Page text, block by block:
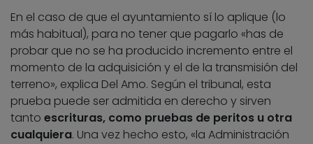
En el caso de que el ayuntamiento sí lo aplique (lo
más habitual), para no tener que pagarlo «has de
probar que no se ha producido incremento entre el
momento de la adquisición y el de la transmisión del
terreno», explica Del Amo. Según el tribunal, esta
prueba puede ser admitida en derecho y sirven
tanto escrituras, como pruebas de peritos u otra
cualquiera. Una vez hecho esto, «la Administración